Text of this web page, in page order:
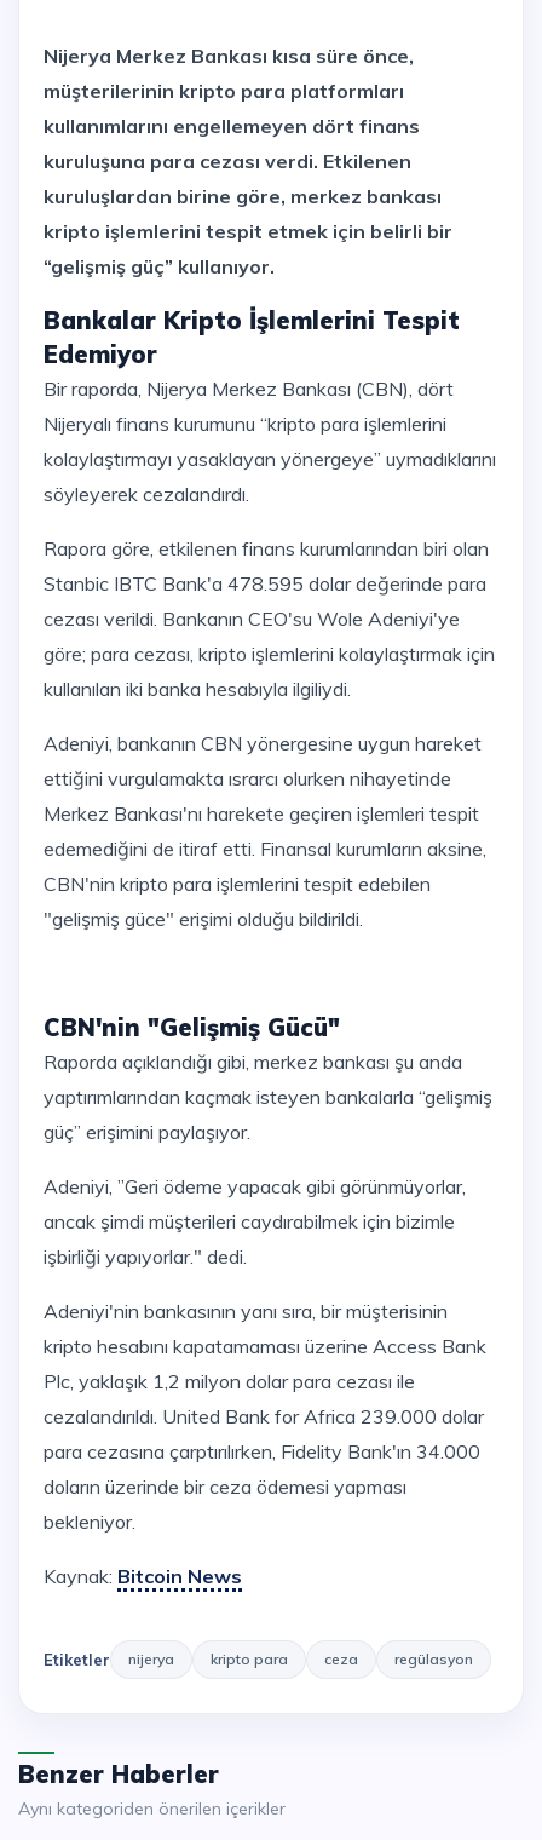
Nijerya Merkez Bankası kısa süre önce,
müşterilerinin kripto para platformları
kullanımlarını engellemeyen dört finans
kuruluşuna para cezası verdi. Etkilenen
kuruluşlardan birine göre, merkez bankası
kripto işlemlerini tespit etmek için belirli bir
“gelişmiş güç” kullanıyor.
Bankalar Kripto İşlemlerini Tespit
Edemiyor
Bir raporda, Nijerya Merkez Bankası (CBN), dört
Nijeryalı finans kurumunu “kripto para işlemlerini
kolaylaştırmayı yasaklayan yönergeye” uymadıklarını
söyleyerek cezalandırdı.
Rapora göre, etkilenen finans kurumlarından biri olan
Stanbic IBTC Bank'a 478.595 dolar değerinde para
cezası verildi. Bankanın CEO'su Wole Adeniyi'ye
göre; para cezası, kripto işlemlerini kolaylaştırmak için
kullanılan iki banka hesabıyla ilgiliydi.
Adeniyi, bankanın CBN yönergesine uygun hareket
ettiğini vurgulamakta ısrarcı olurken nihayetinde
Merkez Bankası'nı harekete geçiren işlemleri tespit
edemediğini de itiraf etti. Finansal kurumların aksine,
CBN'nin kripto para işlemlerini tespit edebilen
"gelişmiş güce" erişimi olduğu bildirildi.
CBN'nin "Gelişmiş Gücü"
Raporda açıklandığı gibi, merkez bankası şu anda
yaptırımlarından kaçmak isteyen bankalarla “gelişmiş
güç” erişimini paylaşıyor.
Adeniyi, ”Geri ödeme yapacak gibi görünmüyorlar,
ancak şimdi müşterileri caydırabilmek için bizimle
işbirliği yapıyorlar." dedi.
Adeniyi'nin bankasının yanı sıra, bir müşterisinin
kripto hesabını kapatamaması üzerine Access Bank
Plc, yaklaşık 1,2 milyon dolar para cezası ile
cezalandırıldı. United Bank for Africa 239.000 dolar
para cezasına çarptırılırken, Fidelity Bank'ın 34.000
doların üzerinde bir ceza ödemesi yapması
bekleniyor.
Kaynak: Bitcoin News
Etiketler nijerya kripto para ceza regülasyon
Benzer Haberler
Aynı kategoriden önerilen içerikler